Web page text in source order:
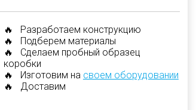
🔥 Разработаем конструкцию
🔥 Подберем материалы
🔥 Сделаем пробный образец
коробки
🔥 Изготовим на своем оборудовании
🔥 Доставим